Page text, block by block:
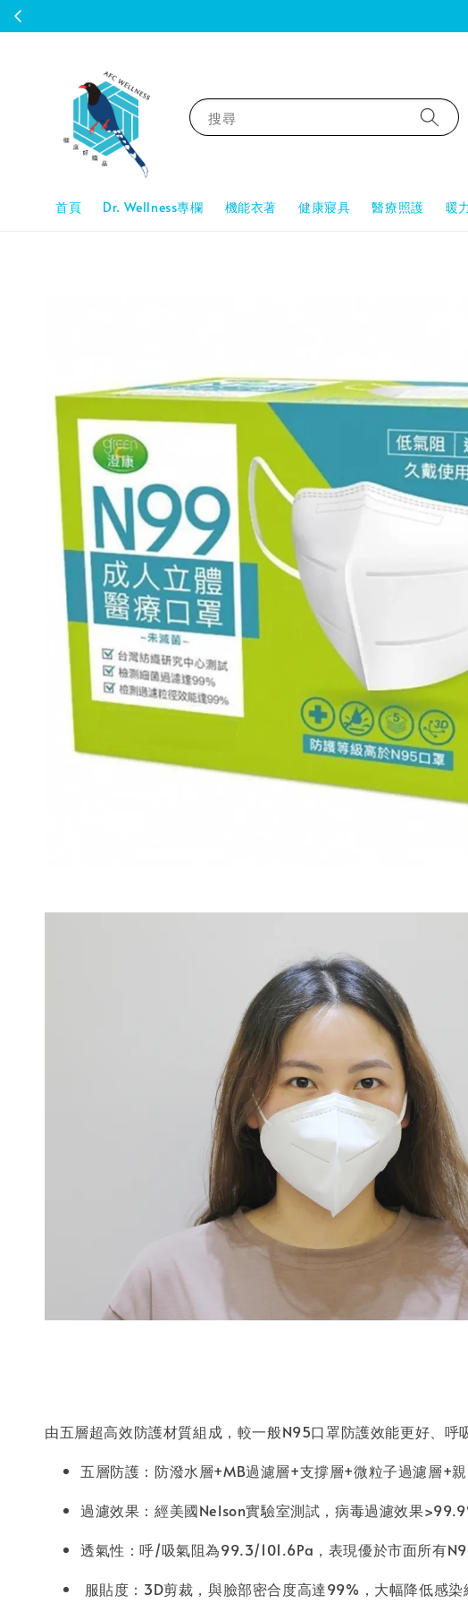
搜尋
首頁 Dr. Wellness專欄 機能衣著 健康寢具 醫療照護 暖
由五層超高效防護材質組成，較一般N95口罩防護效能更好、
五層防護：防潑水層+MB過濾層+支撐層+微粒子過濾層+
過濾效果：經美國Nelson實驗室測試，病毒過濾效果
透氣性：呼/吸氣阻為99.3/101.6Pa，表現優於市面所有
服貼度：3D剪裁，與臉部密合度高達99%，大幅降低感